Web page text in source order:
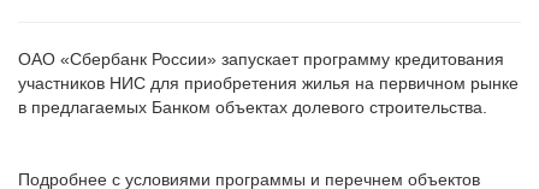
ОАО «Сбербанк России» запускает программу кредитования
участников НИС для приобретения жилья на первичном рынке
в предлагаемых Банком объектах долевого строительства.
Подробнее с условиями программы и перечнем объектов